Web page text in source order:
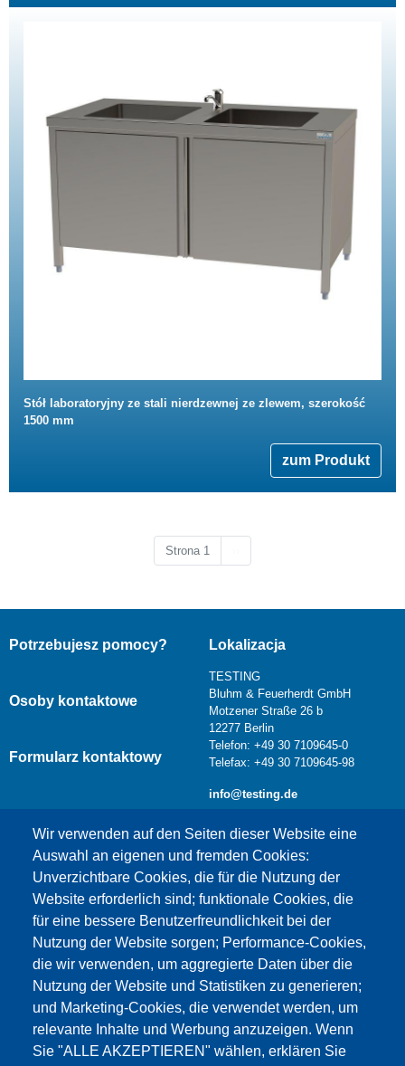
Stół laboratoryjny ze stali nierdzewnej ze zlewem, szerokość
1500 mm
zum Produkt
Strona 1
Wir verwenden auf den Seiten dieser Website eine
Auswahl an eigenen und fremden Cookies:
Unverzichtbare Cookies, die für die Nutzung der
Website erforderlich sind; funktionale Cookies, die
für eine bessere Benutzerfreundlichkeit bei der
Nutzung der Website sorgen; Performance-Cookies,
die wir verwenden, um aggregierte Daten über die
Nutzung der Website und Statistiken zu generieren;
und Marketing-Cookies, die verwendet werden, um
relevante Inhalte und Werbung anzuzeigen. Wenn
Sie "ALLE AKZEPTIEREN" wählen, erklären Sie
Potrzebujesz pomocy?
Osoby kontaktowe
Formularz kontaktowy
Lokalizacja
TESTING
Bluhm & Feuerherdt GmbH
Motzener Straße 26 b
12277 Berlin
Telefon: +49 30 7109645-0
Telefax: +49 30 7109645-98
info@testing.de
Dieser Inhalt ist blockiert, da die Google Maps
Cookies nicht akzeptiert wurden.
NUR DIE GOOGLE MAPS COOKIES
AKZEPTIEREN.